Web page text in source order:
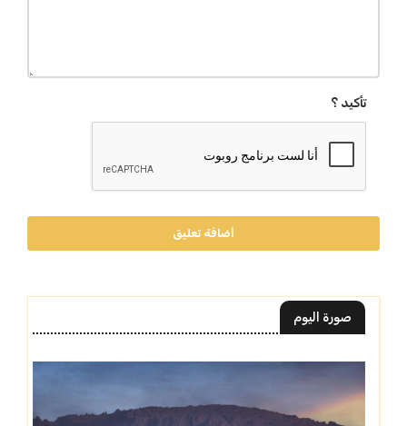
تأكيد ؟
أضافة تعليق
صورة اليوم